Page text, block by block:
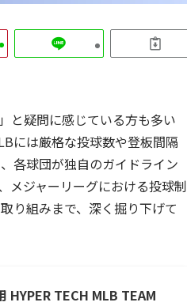
と疑問に感じている方も多い
には厳格な投球数や登板間隔
各球団が独自のガイドライン
メジャーリーグにおける投球制
り組みまで、深く掘り下げて
TECH MLB TEAM